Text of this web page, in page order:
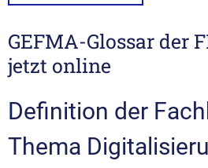
GEFMA-Glossar der
jetzt online
Definition der
Thema